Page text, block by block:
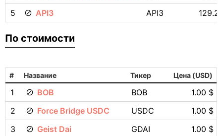
5
API3 API3
По стоимости
# Название Тикер Цена (USD)
1 BOB BOB
1.00 $
2
Force Bridge USDC USDC
1.00 $
3
Geist Dai GDAI
1.00 $